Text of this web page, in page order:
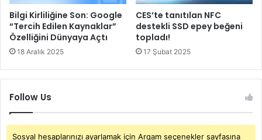
Bilgi Kirliliğine Son: Google
“Tercih Edilen Kaynaklar”
Özelliğini Dünyaya Açtı
18 Aralık 2025
CES’te tanıtılan NFC
destekli SSD epey beğeni
topladı!
17 Şubat 2025
Follow Us
Sosyal hesaplarınızı ayarlamak için Arqam seçenekler sayfasına